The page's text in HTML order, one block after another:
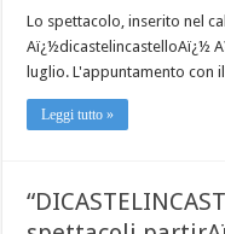
Lo spettacolo, inserito nel
Aï¿½dicastelincastelloAï¿½
luglio. L'appuntamento con
Leggi tutto »